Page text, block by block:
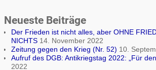
Neueste Beiträge
Der Frieden ist nicht alles, aber OHNE
NICHTS 14. November 2022
Zeitung gegen den Krieg (Nr. 52) 10.
Aufruf des DGB: Antikriegstag 2022: „Für
2022